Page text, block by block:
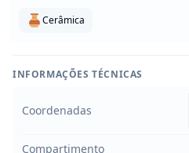
Cerâmica
INFORMAÇÕES TÉCNICAS
Coordenadas
Compartimento